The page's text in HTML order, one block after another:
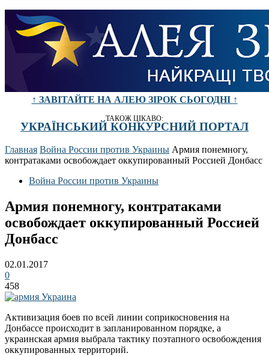
↑ ЗАВІТАЙТЕ НА АЛЕЮ ЗІРОК СЬОГОДНІ ↑
ТАКОЖ ЦІКАВО:
УКРАЇНСЬКИЙ КОНКУРСНИЙ ПОРТАЛ
Главная Война России против Украины Армия понемногу,
контратаками освобождает оккупированный Россией Донбасс
Война России против Украины
Армия понемногу, контратаками
освобождает оккупированный Россией
Донбасс
02.01.2017
0
458
Активизация боев по всей линии соприкосновения на
Донбассе происходит в запланированном порядке, а
украинская армия выбрала тактику поэтапного освобождения
оккупированных территорий.